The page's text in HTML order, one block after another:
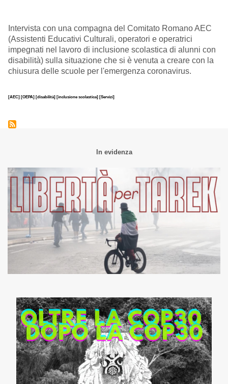
Intervista con una compagna del Comitato Romano AEC
(Assistenti Educativi Culturali, operatori e operatrici
impegnati nel lavoro di inclusione scolastica di alunni con
disabilità) sulla situazione che si è venuta a creare con la
chiusura delle scuole per l'emergenza coronavirus.
[AEC] [OEPA] [disabilità] [inclusione scolastica] [Servizi]
In evidenza